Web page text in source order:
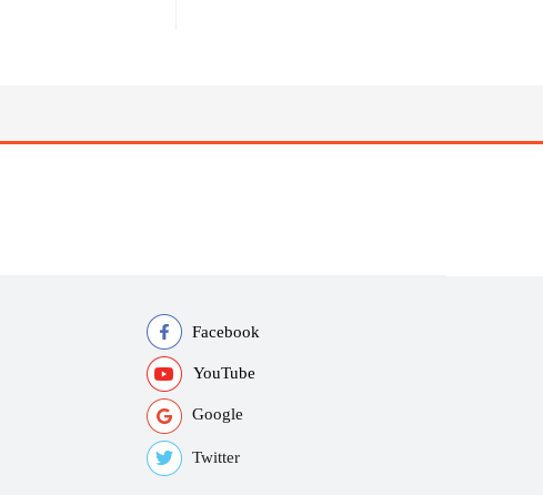
Facebook
YouTube
Google
Twitter